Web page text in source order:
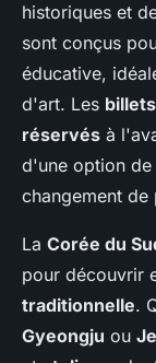
historiques et
sont conçus
éducative,
d'art. Les billets
réservés à
d'une option de
changement de
La Corée du
pour découvrir
traditionnelle.
Gyeongju ou